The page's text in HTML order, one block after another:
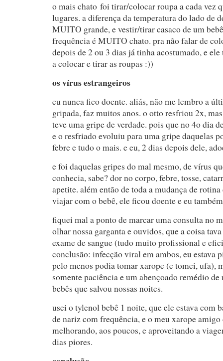
o mais chato foi tirar/colocar roupa a cada vez
lugares. a diferença da temperatura do lado de
MUITO grande, e vestir/tirar casaco de um
frequência é MUITO chato. pra não falar de
depois de 2 ou 3 dias já tinha acostumado, e
a colocar e tirar as roupas :))
os vírus estrangeiros
eu nunca fico doente. aliás, não me lembro a
gripada, faz muitos anos. o otto resfriou 2x,
teve uma gripe de verdade. pois que no 4o dia
e o resfriado evoluiu para uma gripe daquelas
febre e tudo o mais. e eu, 2 dias depois dele,
e foi daquelas gripes do mal mesmo, de vírus
conhecia, sabe? dor no corpo, febre, tosse,
apetite. além então de toda a mudança de
viajar com o bebê, ele ficou doente e eu
fiquei mal a ponto de marcar uma consulta no
olhar nossa garganta e ouvidos, que a coisa
exame de sangue (tudo muito profissional e
conclusão: infecção viral em ambos, eu estava
pelo menos podia tomar xarope (e tomei, ufa),
somente paciência e um abençoado remédio
bebês que salvou nossas noites.
usei o tylenol bebê 1 noite, que ele estava com
de nariz com frequência, e o meu xarope
melhorando, aos poucos, e aproveitando a
dias piores.